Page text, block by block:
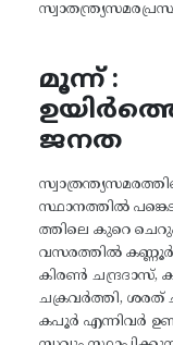
മൂന്ന് :
ജനത
സ്ഥാനത്തിൽ
ത്തിലെ കുറെ
വസരത്തിൽ കണ്ണൂർ
കിരൺ ചന്ദ്രദാസ്,
ചക്രവർത്തി, ശരത്
കപൂർ എന്നിവർ